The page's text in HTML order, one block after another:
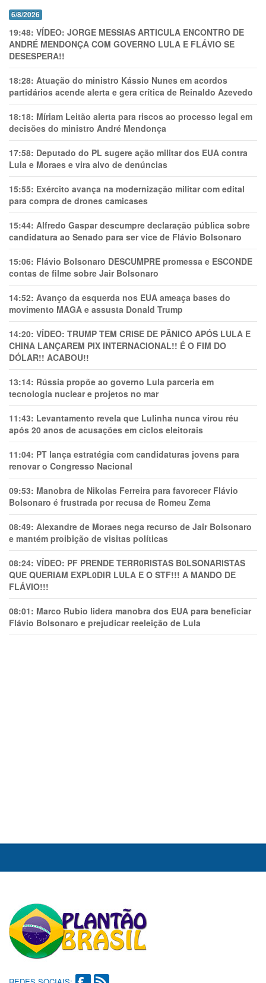
6/8/2026
19:48: VÍDEO: JORGE MESSIAS ARTICULA ENCONTRO DE
ANDRÉ MENDONÇA COM GOVERNO LULA E FLÁVIO SE
DESESPERA!!
18:28: Atuação do ministro Kássio Nunes em acordos
partidários acende alerta e gera crítica de Reinaldo Azevedo
18:18: Míriam Leitão alerta para riscos ao processo legal em
decisões do ministro André Mendonça
17:58: Deputado do PL sugere ação militar dos EUA contra
Lula e Moraes e vira alvo de denúncias
15:55: Exército avança na modernização militar com edital
para compra de drones camicases
15:44: Alfredo Gaspar descumpre declaração pública sobre
candidatura ao Senado para ser vice de Flávio Bolsonaro
15:06: Flávio Bolsonaro DESCUMPRE promessa e ESCONDE
contas de filme sobre Jair Bolsonaro
14:52: Avanço da esquerda nos EUA ameaça bases do
movimento MAGA e assusta Donald Trump
14:20: VÍDEO: TRUMP TEM CRlSE DE PÂNlCO APÓS LULA E
CHINA LANÇAREM PIX INTERNACIONAL!! É O FIM DO
DÓLAR!! ACABOU!!
13:14: Rússia propõe ao governo Lula parceria em
tecnologia nuclear e projetos no mar
11:43: Levantamento revela que Lulinha nunca virou réu
após 20 anos de acusações em ciclos eleitorais
11:04: PT lança estratégia com candidaturas jovens para
renovar o Congresso Nacional
09:53: Manobra de Nikolas Ferreira para favorecer Flávio
Bolsonaro é frustrada por recusa de Romeu Zema
08:49: Alexandre de Moraes nega recurso de Jair Bolsonaro
e mantém proibição de visitas políticas
08:24: VÍDEO: PF PRENDE TERR0RlSTAS B0LSONARlSTAS
QUE QUERIAM EXPL0DlR LULA E O STF!!! A MANDO DE
FLÁVIO!!!
08:01: Marco Rubio lidera manobra dos EUA para beneficiar
Flávio Bolsonaro e prejudicar reeleição de Lula